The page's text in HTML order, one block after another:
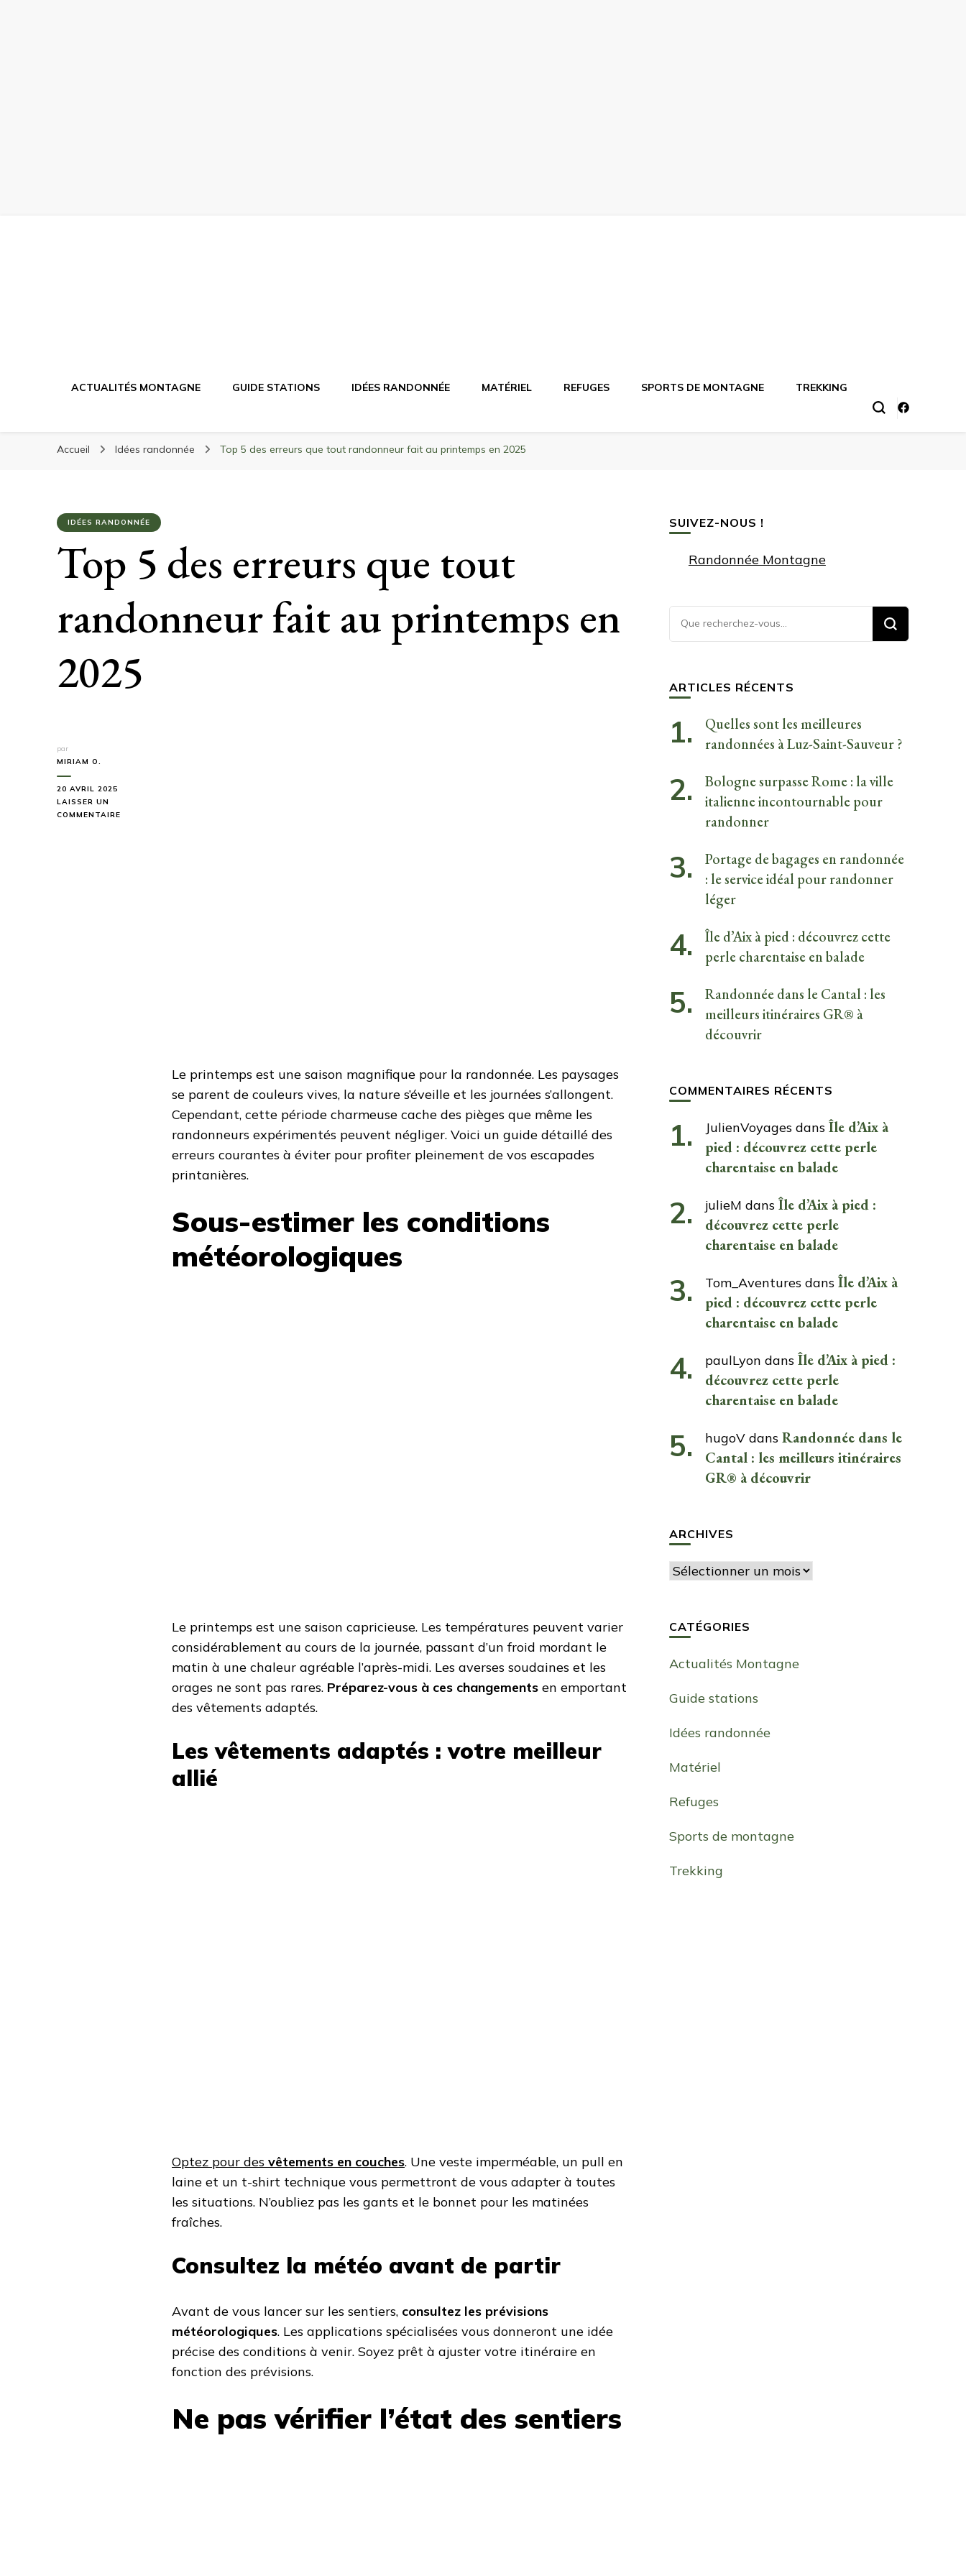
Randonnée Montagne
ACTUALITÉS MONTAGNE GUIDE STATIONS IDÉES RANDONNÉE MATÉRIEL REFUGES SPORTS DE MONTAGNE TREKKING
Accueil Idées randonnée Top 5 des erreurs que tout randonneur fait au printemps en 2025
IDÉES RANDONNÉE
Top 5 des erreurs que tout
randonneur fait au printemps en
2025
par
MIRIAM O.
20 AVRIL 2025
LAISSER UN
COMMENTAIRE
Le printemps est une saison magnifique pour la randonnée. Les paysages
se parent de couleurs vives, la nature s’éveille et les journées s’allongent.
Cependant, cette période charmeuse cache des pièges que même les
randonneurs expérimentés peuvent négliger. Voici un guide détaillé des
erreurs courantes à éviter pour profiter pleinement de vos escapades
printanières.
Sous-estimer les conditions
météorologiques
Le printemps est une saison capricieuse. Les températures peuvent varier
considérablement au cours de la journée, passant d’un froid mordant le
matin à une chaleur agréable l’après-midi. Les averses soudaines et les
orages ne sont pas rares. Préparez-vous à ces changements en emportant
des vêtements adaptés.
Les vêtements adaptés : votre meilleur
allié
Optez pour des vêtements en couches. Une veste imperméable, un pull en
laine et un t-shirt technique vous permettront de vous adapter à toutes
les situations. N’oubliez pas les gants et le bonnet pour les matinées
fraîches.
Consultez la météo avant de partir
Avant de vous lancer sur les sentiers, consultez les prévisions
météorologiques. Les applications spécialisées vous donneront une idée
précise des conditions à venir. Soyez prêt à ajuster votre itinéraire en
fonction des prévisions.
Ne pas vérifier l’état des sentiers
SUIVEZ-NOUS !
Randonnée Montagne
Vous
recherchiez
ARTICLES RÉCENTS
Quelles sont les meilleures
randonnées à Luz-Saint-Sauveur ?
Bologne surpasse Rome : la ville
italienne incontournable pour
randonner
Portage de bagages en randonnée
: le service idéal pour randonner
léger
Île d’Aix à pied : découvrez cette
perle charentaise en balade
Randonnée dans le Cantal : les
meilleurs itinéraires GR® à
découvrir
COMMENTAIRES RÉCENTS
JulienVoyagesdans Île d’Aix à
pied : découvrez cette perle
charentaise en balade
julieM dans Île d’Aix à pied :
découvrez cette perle
charentaise en balade
Tom_Aventuresdans Île d’Aix à
pied : découvrez cette perle
charentaise en balade
paulLyon dans Île d’Aix à pied :
découvrez cette perle
charentaise en balade
hugoVdans Randonnée dans le
Cantal : les meilleurs itinéraires
GR® à découvrir
ARCHIVES
Archives
CATÉGORIES
Actualités Montagne
Guide stations
Idées randonnée
Matériel
Refuges
Sports de montagne
Trekking